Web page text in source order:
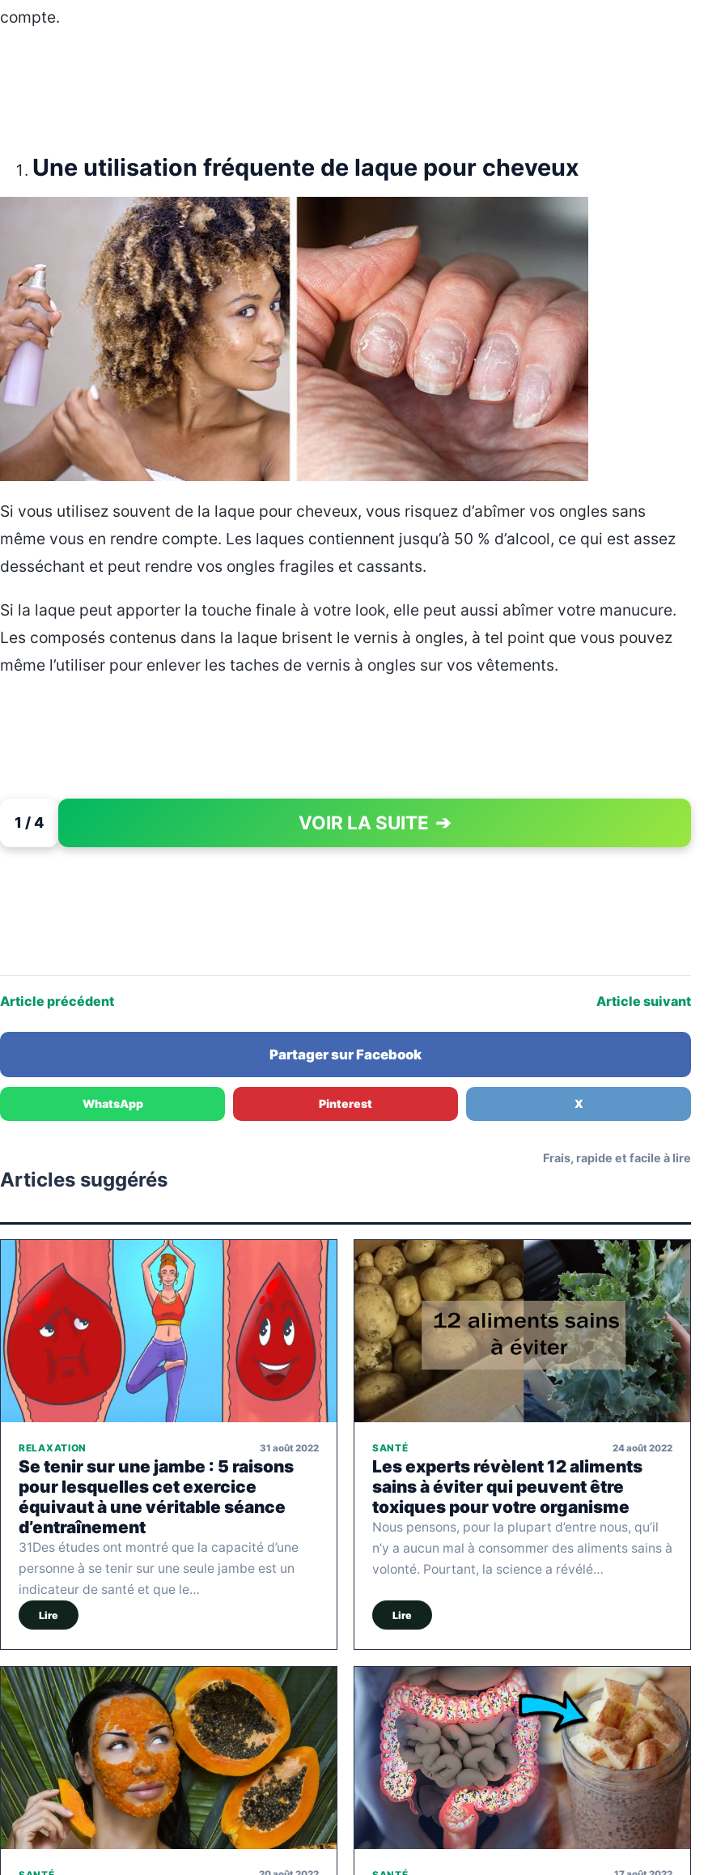
compte.
Une utilisation fréquente de laque pour cheveux
Si vous utilisez souvent de la laque pour cheveux, vous risquez d’abîmer vos ongles sans
même vous en rendre compte. Les laques contiennent jusqu’à 50 % d’alcool, ce qui est assez
desséchant et peut rendre vos ongles fragiles et cassants.
Si la laque peut apporter la touche finale à votre look, elle peut aussi abîmer votre manucure.
Les composés contenus dans la laque brisent le vernis à ongles, à tel point que vous pouvez
même l’utiliser pour enlever les taches de vernis à ongles sur vos vêtements.
1 / 4 VOIR LA SUITE ➔
PAGE 1 OF 4
Article précédent Article suivant
Partager sur Facebook
WhatsApp Pinterest X
Articles suggérés
Frais, rapide et facile à lire
RELAXATION 31 août 2022
Se tenir sur une jambe : 5 raisons
pour lesquelles cet exercice
équivaut à une véritable séance
d’entraînement
31Des études ont montré que la capacité d’une
personne à se tenir sur une seule jambe est un
indicateur de santé et que le…
Lire
SANTÉ 24 août 2022
Les experts révèlent 12 aliments
sains à éviter qui peuvent être
toxiques pour votre organisme
Nous pensons, pour la plupart d’entre nous, qu’il
n’y a aucun mal à consommer des aliments sains à
volonté. Pourtant, la science a révélé…
Lire